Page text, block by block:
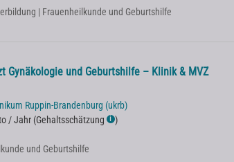
| Frauenheilkunde und Geburtshilfe
Gynäkologie und Geburtshilfe – Klinik & MVZ
Ruppin-Brandenburg (ukrb)
/ Jahr (Gehaltsschätzung ℹ )
und Geburtshilfe